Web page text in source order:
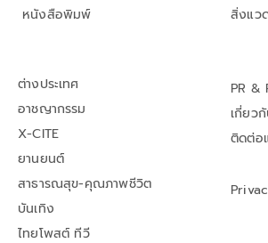
หนังสือพิมพ์
สิ่งแว
ต่างประเทศ
อาชญากรรม
X-CITE
ยานยนต์
สาธารณสุข-คุณภาพชีวิต
บันเทิง
ไทยโพสต์ ทีวี
PR &
เกี่ยวกั
ติดต่อ